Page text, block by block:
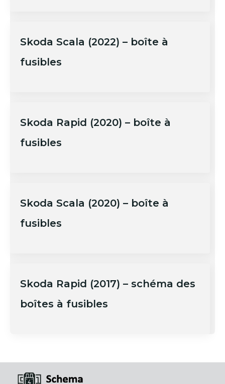
Skoda Scala (2022) – boîte à
fusibles
Skoda Rapid (2020) – boîte à
fusibles
Skoda Scala (2020) – boîte à
fusibles
Skoda Rapid (2017) – schéma des
boîtes à fusibles